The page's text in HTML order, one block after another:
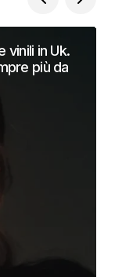
vinili in Uk.
più da